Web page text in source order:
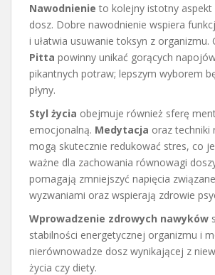
Nawodnienie to kolejny istotny aspekt
dosz. Dobre nawodnienie wspiera
i ułatwia usuwanie toksyn z organizmu.
Pitta powinny unikać gorących
pikantnych potraw; lepszym wyborem
płyny.
Styl życia obejmuje również sferę
emocjonalną. Medytacja oraz techniki
mogą skutecznie redukować stres, co
ważne dla zachowania równowagi
pomagają zmniejszyć napięcia
wyzwaniami oraz wspierają zdrowie
Wprowadzenie zdrowych nawyków
stabilności energetycznej organizmu i
nierównowadze dosz wynikającej z
życia czy diety.